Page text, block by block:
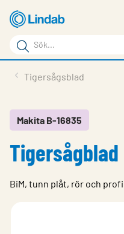
Hoppa
till
huvudinnehållet
Sökord
Sök
på
Service & Support
Hållbarhet
Om Lindab
Tigersågsblad
Makita B-16835
BiM, tunn plåt, rör och